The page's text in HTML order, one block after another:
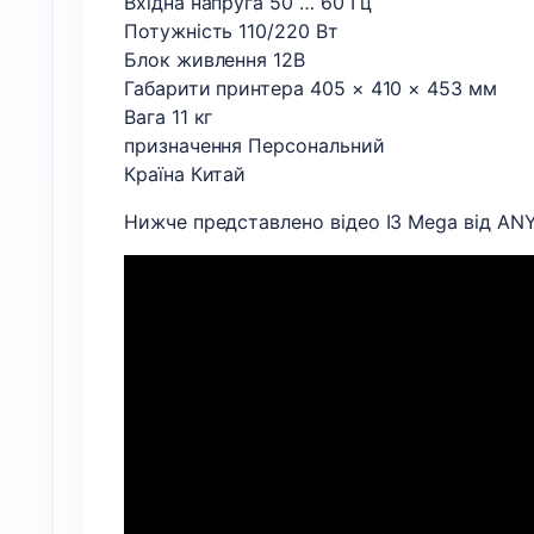
Потужність 110/220 Вт
Блок живлення 12В
Габарити принтера 405 × 410 × 453 мм
Вага 11 кг
призначення Персональний
Країна Китай
Нижче представлено відео I3 Mega від